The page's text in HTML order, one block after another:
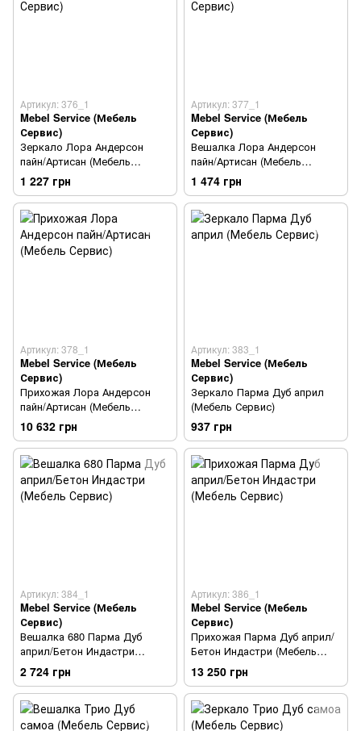
Артикул: 376_1
Mebel Service (Мебель
Сервис)
Зеркало Лора Андерсон
пайн/Артисан (Мебель
Сервис)
1 227 грн
Артикул: 377_1
Mebel Service (Мебель
Сервис)
Вешалка Лора Андерсон
пайн/Артисан (Мебель
Сервис)
1 474 грн
Артикул: 378_1
Mebel Service (Мебель
Сервис)
Прихожая Лора Андерсон
пайн/Артисан (Мебель
Сервис)
10 632 грн
Артикул: 383_1
Mebel Service (Мебель
Сервис)
Зеркало Парма Дуб април
(Мебель Сервис)
937 грн
Артикул: 384_1
Mebel Service (Мебель
Сервис)
Вешалка 680 Парма Дуб
април/Бетон Индастри
(Мебель Сервис)
2 724 грн
Артикул: 386_1
Mebel Service (Мебель
Сервис)
Прихожая Парма Дуб април/
Бетон Индастри (Мебель
Сервис)
13 250 грн